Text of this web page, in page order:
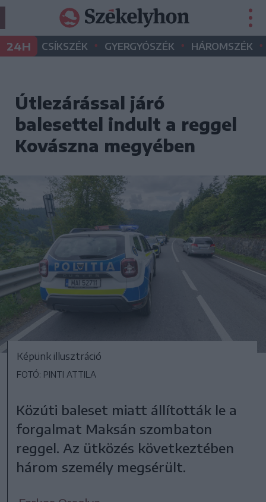
24H CSÍKSZÉK • GYERGYÓSZÉK • HÁROMSZÉK •
Útlezárással járó
balesettel indult a reggel
Kovászna megyében
Képünk illusztráció
FOTÓ: PINTI ATTILA
Közúti baleset miatt állították le a
forgalmat Maksán szombaton
reggel. Az ütközés következtében
három személy megsérült.